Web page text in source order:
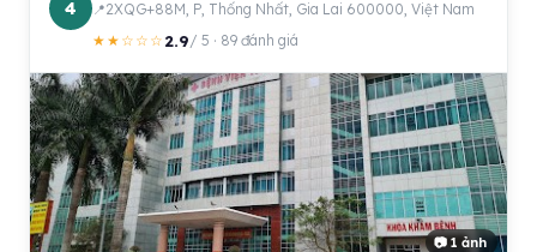
4
2XQG+88M, P, Thống Nhất, Gia Lai 600000, Việt Nam
★★☆☆☆ 2.9/ 5 · 89 đánh giá
📷 1 ảnh